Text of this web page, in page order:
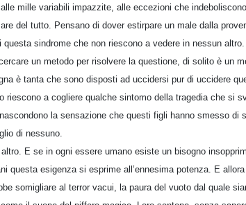
mille variabili impazzite, alle eccezioni che
del tutto. Pensano di dover estirpare un male dalla
sindrome che non riescono a vedere in nessun
un metodo per risolvere la questione, di solito è un
è tanta che sono disposti ad uccidersi pur di uccidere
riescono a cogliere qualche sintomo della tragedia che si
la sensazione che questi figli hanno smesso di
di nessuno.
E se in ogni essere umano esiste un bisogno
questa esigenza si esprime all’ennesima potenza. E
somigliare al terror vacui, la paura del vuoto dal quale